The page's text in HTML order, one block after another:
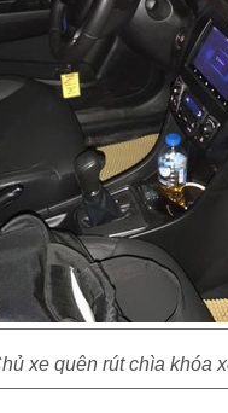
xe quên rút chìa khóa